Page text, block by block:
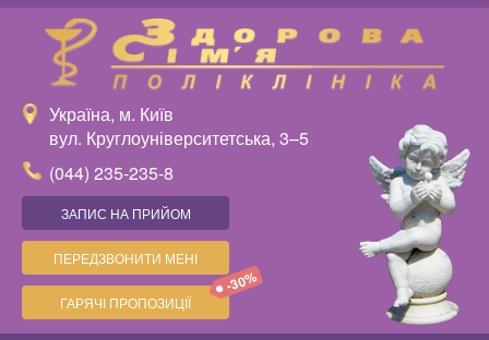
Україна, м. Київ
вул. Круглоуніверситетська, 3–5
(044) 235-235-8
ЗАПИС НА ПРИЙОМ
ПЕРЕДЗВОНИТИ МЕНІ
ГАРЯЧІ ПРОПОЗИЦІЇ
-30%